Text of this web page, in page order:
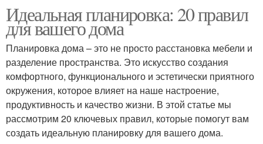
Идеальная планировка: 20 правил
для вашего дома
Планировка дома – это не просто расстановка мебели и
разделение пространства. Это искусство создания
комфортного, функционального и эстетически приятного
окружения, которое влияет на наше настроение,
продуктивность и качество жизни. В этой статье мы
рассмотрим 20 ключевых правил, которые помогут вам
создать идеальную планировку для вашего дома.